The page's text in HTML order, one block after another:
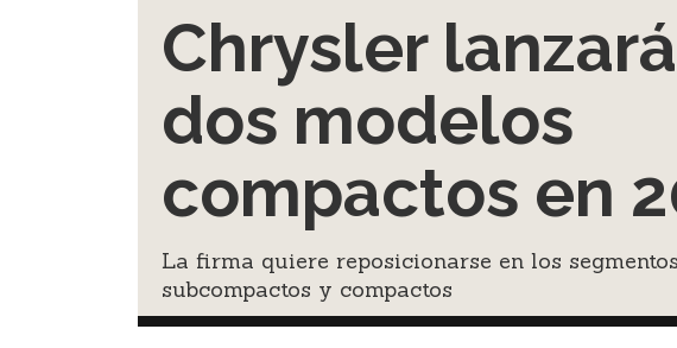
Chrysler lanzará
dos modelos
compactos en
La firma quiere reposicionarse en los
subcompactos y compactos